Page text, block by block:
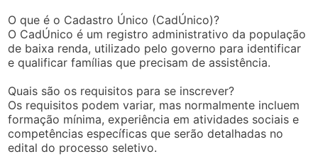
O que é o Cadastro Único (CadÚnico)?
O CadÚnico é um registro administrativo da população
de baixa renda, utilizado pelo governo para identificar
e qualificar famílias que precisam de assistência.
Quais são os requisitos para se inscrever?
Os requisitos podem variar, mas normalmente incluem
formação mínima, experiência em atividades sociais e
competências específicas que serão detalhadas no
edital do processo seletivo.